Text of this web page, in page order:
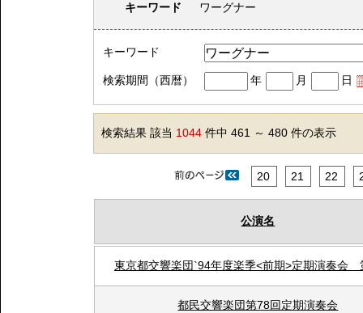
キーワード
ワーグナー
キーワード
検索期間（西暦） 年 月 日
検索結果 該当 1044 件中 461 ～ 480 件の表示
20 21 22
公演名
東京都交響楽団`94年度楽季<前期>定期演奏会
都民交響楽団第78回定期演奏会